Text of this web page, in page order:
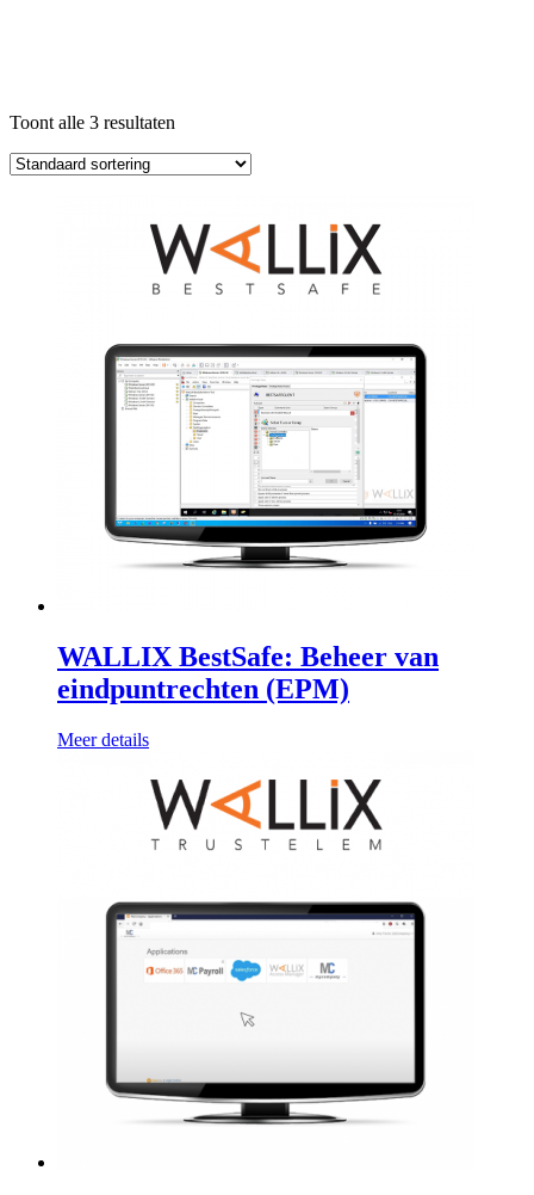
Toont alle 3 resultaten
WALLIX BestSafe: Beheer van
eindpuntrechten (EPM)
Meer details